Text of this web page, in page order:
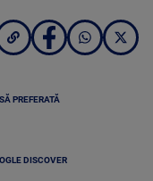
PREFERATĂ
DISCOVER